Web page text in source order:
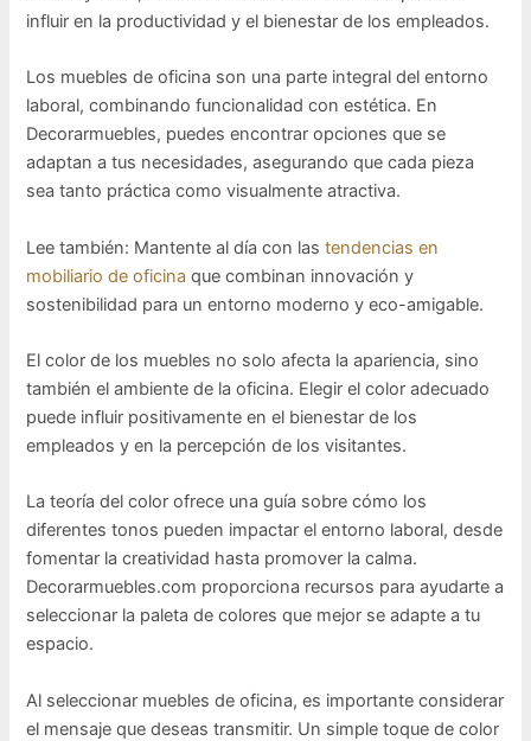
influir en la productividad y el bienestar de los empleados.
Los muebles de oficina son una parte integral del entorno
laboral, combinando funcionalidad con estética. En
Decorarmuebles, puedes encontrar opciones que se
adaptan a tus necesidades, asegurando que cada pieza
sea tanto práctica como visualmente atractiva.
Lee también: Mantente al día con lastendencias en
mobiliario de oficina que combinan innovación y
sostenibilidad para un entorno moderno y eco-amigable.
El color de los muebles no solo afecta la apariencia, sino
también el ambiente de la oficina. Elegir el color adecuado
puede influir positivamente en el bienestar de los
empleados y en la percepción de los visitantes.
La teoría del color ofrece una guía sobre cómo los
diferentes tonos pueden impactar el entorno laboral, desde
fomentar la creatividad hasta promover la calma.
Decorarmuebles.com proporciona recursos para ayudarte a
seleccionar la paleta de colores que mejor se adapte a tu
espacio.
Al seleccionar muebles de oficina, es importante considerar
el mensaje que deseas transmitir. Un simple toque de color